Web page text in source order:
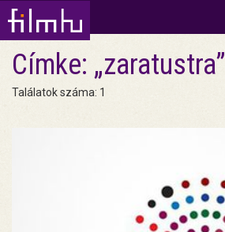
Címke: „zaratustra”
Találatok száma: 1